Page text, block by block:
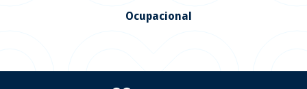
Ocupacional